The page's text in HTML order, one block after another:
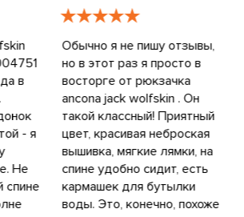
в
- я
Не
спине
Обычно я не пишу отзывы,
но в этот раз я просто в
восторге от рюкзачка
ancona jack wolfskin . Он
такой классный! Приятный
цвет, красивая неброская
вышивка, мягкие лямки, на
спине удобно сидит, есть
кармашек для бутылки
воды. Это, конечно, похоже